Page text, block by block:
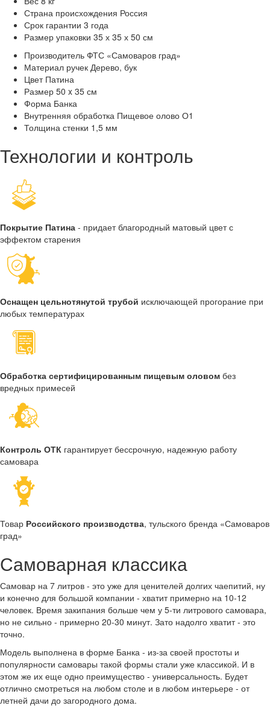
Страна происхождения Россия
Срок гарантии 3 года
Размер упаковки 35 х 35 х 50 см
Производитель ФТС «Самоваров град»
Материал ручек Дерево, бук
Цвет Патина
Размер 50 x 35 см
Форма Банка
Внутренняя обработка Пищевое олово О1
Толщина стенки 1,5 мм
Технологии и контроль
Покрытие Патина - придает благородный матовый цвет с
эффектом старения
Оснащен цельнотянутой трубой исключающей прогорание при
любых температурах
Обработка сертифицированным пищевым оловом без
вредных примесей
Контроль ОТК гарантирует бессрочную, надежную работу
самовара
Товар Российского производства, тульского бренда «Самоваров
град»
Самоварная классика
Самовар на 7 литров - это уже для ценителей долгих чаепитий, ну
и конечно для большой компании - хватит примерно на 10-12
человек. Время закипания больше чем у 5-ти литрового самовара,
но не сильно - примерно 20-30 минут. Зато надолго хватит - это
точно.
Модель выполнена в форме Банка - из-за своей простоты и
популярности самовары такой формы стали уже классикой. И в
этом же их еще одно преимущество - универсальность. Будет
отлично смотреться на любом столе и в любом интерьере - от
летней дачи до загородного дома.